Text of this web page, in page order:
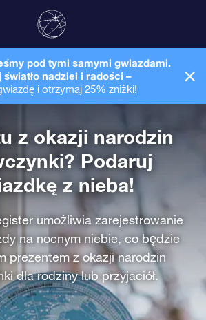
pod tymi samymi gwiazdami.
światło nadziei i radości –
i otrzymaj 25% zniżki!
z okazji narodzin
Podaruj
z nieba!
umożliwia zarejestrowanie
na nocnym niebie, co będzie
prezentem z okazji narodzin
dla rodziny lub przyjaciół.